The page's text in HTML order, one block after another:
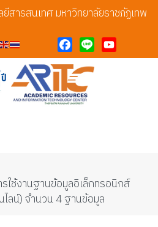
ยีสารสนเทศ มหาวิทยาลัยราชภัฏเทพ
Facebook
Line YouTube
ใช้งานฐานข้อมูลอิเล็กทรอนิกส์
ลน์) จำนวน 4 ฐานข้อมูล